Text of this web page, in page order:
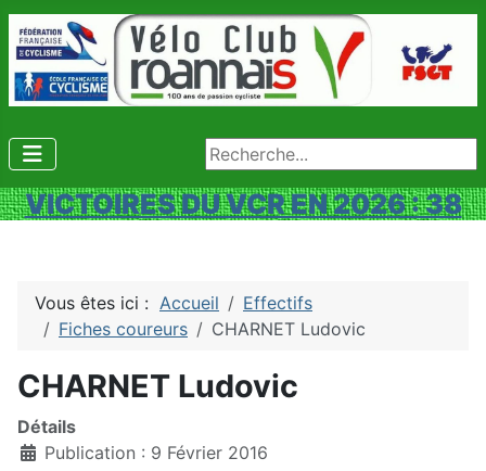
Rechercher
VICTOIRES DU VCR EN 2026 : 38
Vous êtes ici : Accueil
Effectifs
Fiches coureurs
CHARNET Ludovic
CHARNET Ludovic
Détails
Publication : 9 Février 2016